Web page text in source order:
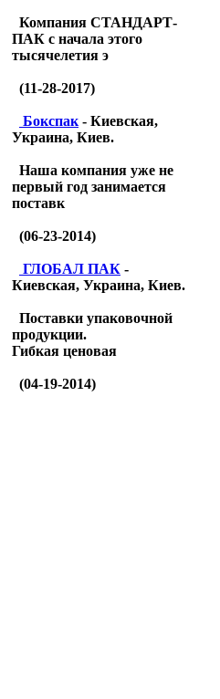
Компания СТАНДАРТ-
ПАК с начала этого
тысячелетия э
(11-28-2017)
Бокспак - Киевская,
Украина, Киев.
Наша компания уже не
первый год занимается
поставк
(06-23-2014)
ГЛОБАЛ ПАК -
Киевская, Украина, Киев.
Поставки упаковочной
продукции.
Гибкая ценовая
(04-19-2014)